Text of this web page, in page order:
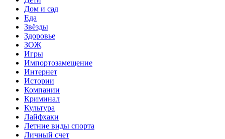
Дом и сад
Еда
Звёзды
Здоровье
ЗОЖ
Игры
Импортозамещение
Интернет
Истории
Компании
Криминал
Культура
Лайфхаки
Летние виды спорта
Личный счет